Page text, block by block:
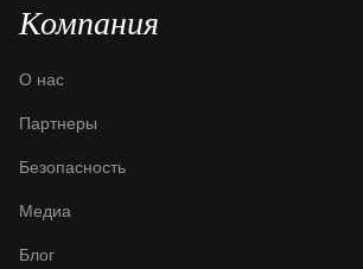
Компания
О нас
Партнеры
Безопасность
Медиа
Блог